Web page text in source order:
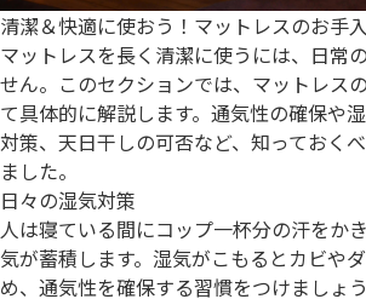
清潔＆快適に使おう！マットレスのお手
マットレスを長く清潔に使うには、日常
せん。このセクションでは、マットレス
て具体的に解説します。通気性の確保や
対策、天日干しの可否など、知っておく
ました。
日々の湿気対策
人は寝ている間にコップ一杯分の汗をか
気が蓄積します。湿気がこもるとカビや
め、通気性を確保する習慣をつけましょ